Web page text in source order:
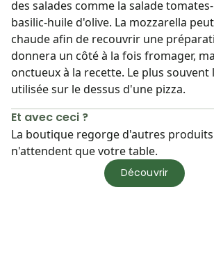
des salades comme la salade
basilic-huile d'olive. La mozzarella
chaude afin de recouvrir une
donnera un côté à la fois fromager,
onctueux à la recette. Le plus souvent
utilisée sur le dessus d'une pizza.
Et avec ceci ?
La boutique regorge d'autres
n'attendent que votre table.
Découvrir